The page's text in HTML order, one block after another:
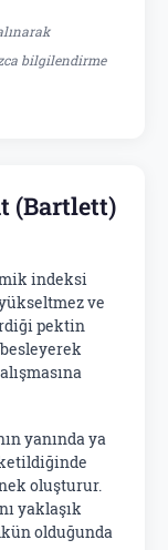
bilgilendirme
(Bartlett)
indeksi
ve
pektin
yanında ya
oluşturur.
yaklaşık
olduğunda